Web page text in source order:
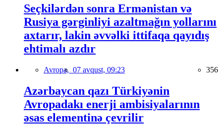
Seçkilərdən sonra Ermənistan və
Rusiya gərginliyi azaltmağın yollarını
axtarır, lakin əvvəlki ittifaqa qayıdış
ehtimalı azdır
Avropa, 07 avqust, 09:23 356
Azərbaycan qazı Türkiyənin
Avropadakı enerji ambisiyalarının
əsas elementinə çevrilir